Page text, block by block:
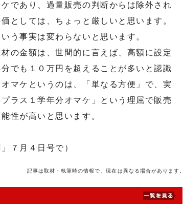
であり、過量販売の判断からは除外され
としては、ちょっと厳しいと思います。
う事実は変わらないと思います。
の金額は、世間的に言えば、高額に設定
でも１０万円を超えることが多いと認識
マケというのは、「単なる方便」で、実
ラス１学年分オマケ」という理屈で販売
性が高いと思います。
７月４日号で）
記事は取材・執筆時の情報で、現在は異なる場合があります。